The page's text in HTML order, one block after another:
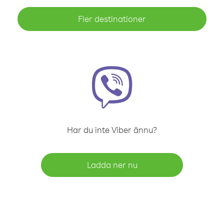
Fler destinationer
Har du inte Viber ännu?
Ladda ner nu